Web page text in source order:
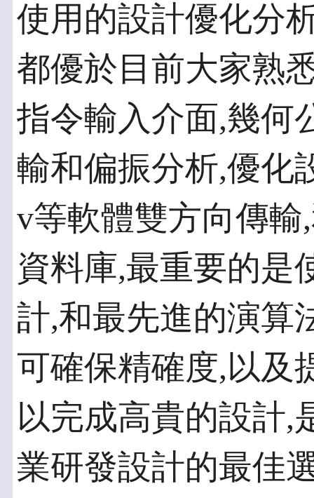
使用的設計優化分
都優於目前大家熟
指令輸入介面,幾何
輸和偏振分析,優化
v等軟體雙方向傳
資料庫,最重要的是
計,和最先進的演算
可確保精確度,以及
以完成高貴的設計,
業研發設計的最佳